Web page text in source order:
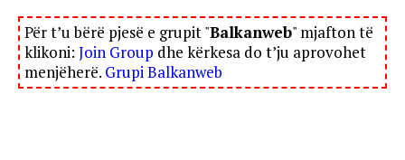
Për t’u bërë pjesë e grupit "Balkanweb" mjafton të
klikoni: Join Group dhe kërkesa do t’ju aprovohet
menjëherë. Grupi Balkanweb